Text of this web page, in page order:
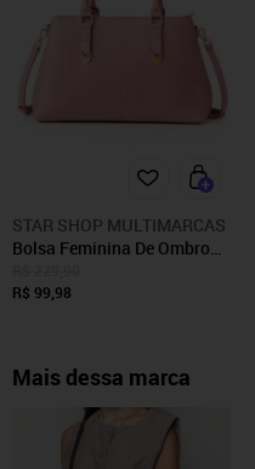
STAR SHOP MULTIMARCAS
Bolsa Feminina De Ombro
Alça Transversal Tiracolo
R$ 99,98
Mais dessa marca